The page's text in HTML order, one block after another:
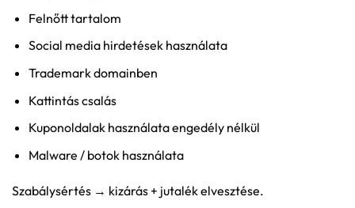
Felnőtt tartalom
Social media hirdetések használata
Trademark domainben
Kattintás csalás
Kuponoldalak használata engedély nélkül
Malware / botok használata
Szabálysértés → kizárás + jutalék elvesztése.